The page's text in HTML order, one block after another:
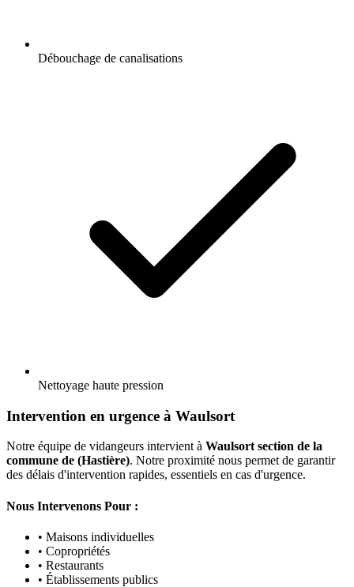
Débouchage de canalisations
Nettoyage haute pression
Intervention en urgence à Waulsort
Notre équipe de vidangeurs intervient à Waulsort section de la
commune de (Hastière). Notre proximité nous permet de garantir
des délais d'intervention rapides, essentiels en cas d'urgence.
Nous Intervenons Pour :
• Maisons individuelles
• Copropriétés
• Restaurants
• Établissements publics